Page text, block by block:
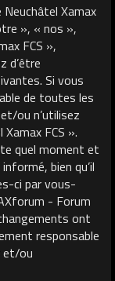
Xamax
», « nos »,
FCS »,
d’être
Si vous
de toutes les
ou n’utilisez
FCS ».
quel moment et
bien qu’il
ci par vous-
- Forum
ont
responsable
et/ou